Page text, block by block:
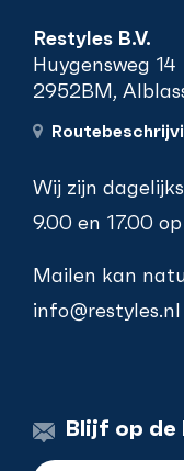
Restyles B.V.
Huygensweg 14
2952BM,
Wij zijn
9.00 en 17.00 op
Mailen kan
info@restyles.nl
Blijf op de